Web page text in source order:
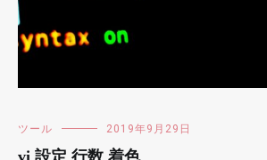
ツール 2019年9月29日